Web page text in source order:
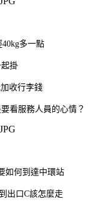
多一點
掛
收行李錢
看服務人員的心情？
如何到達中環站
出口C該怎麼走